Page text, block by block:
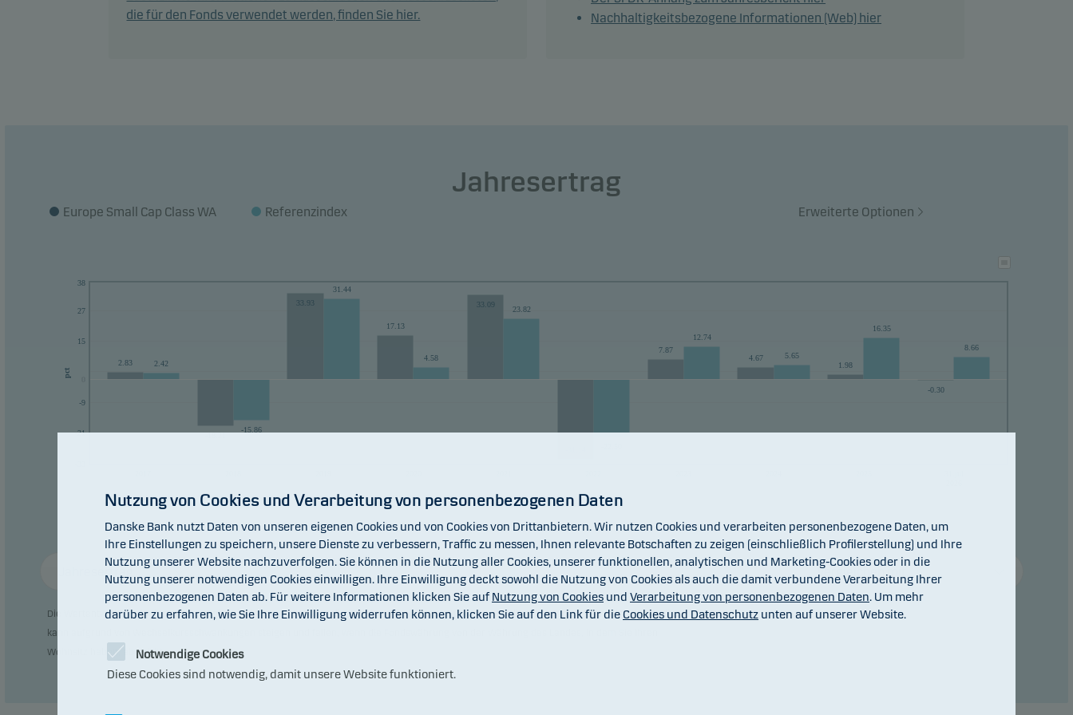
seine Wertentwicklung erheblich von der Benchmark abweichen können.
die für den Fonds verwendet werden, finden Sie hier.
Nachhaltigkeitsbezogene Informationen (Web) hier
Jahresertrag
Europe Small Cap Class WA Referenzindex Erweiterte Optionen
pct
-21
-9
15
27
38
2.83
-18.21
33.93
17.13
33.09
7.87
4.67
1.98
-0.30
2.42
-15.86
31.44
4.58
23.82
12.74
5.65
16.35
8.66
Teilfonds Referenzindex
Jahresertrag Vergleichen mit...
Die Wertentwicklung in der Vergangenheit ist keine Garantie für die künftige Entwicklung. Zukünftige Renditen können negativ sein. Die Rendite
kann aufgrund von Wechselkursschwankungen steigen und fallen, wenn die Fondswährung von der Währung des Landes, in dem Sie Ihren
Wohnsitz haben, abweicht.
Nutzung von Cookies und Verarbeitung von personenbezogenen Daten
Danske Bank nutzt Daten von unseren eigenen Cookies und von Cookies von Drittanbietern. Wir nutzen Cookies und verarbeiten personenbezogene Daten, um
Ihre Einstellungen zu speichern, unsere Dienste zu verbessern, Traffic zu messen, Ihnen relevante Botschaften zu zeigen (einschließlich Profilerstellung) und Ihre
Nutzung unserer Website nachzuverfolgen. Sie können in die Nutzung aller Cookies, unserer funktionellen, analytischen und Marketing-Cookies oder in die
Nutzung unserer notwendigen Cookies einwilligen. Ihre Einwilligung deckt sowohl die Nutzung von Cookies als auch die damit verbundene Verarbeitung Ihrer
personenbezogenen Daten ab. Für weitere Informationen klicken Sie auf Nutzung von Cookies und Verarbeitung von personenbezogenen Daten. Um mehr
darüber zu erfahren, wie Sie Ihre Einwilligung widerrufen können, klicken Sie auf den Link für die Cookies und Datenschutz unten auf unserer Website.
Notwendige Cookies
Diese Cookies sind notwendig, damit unsere Website funktioniert.